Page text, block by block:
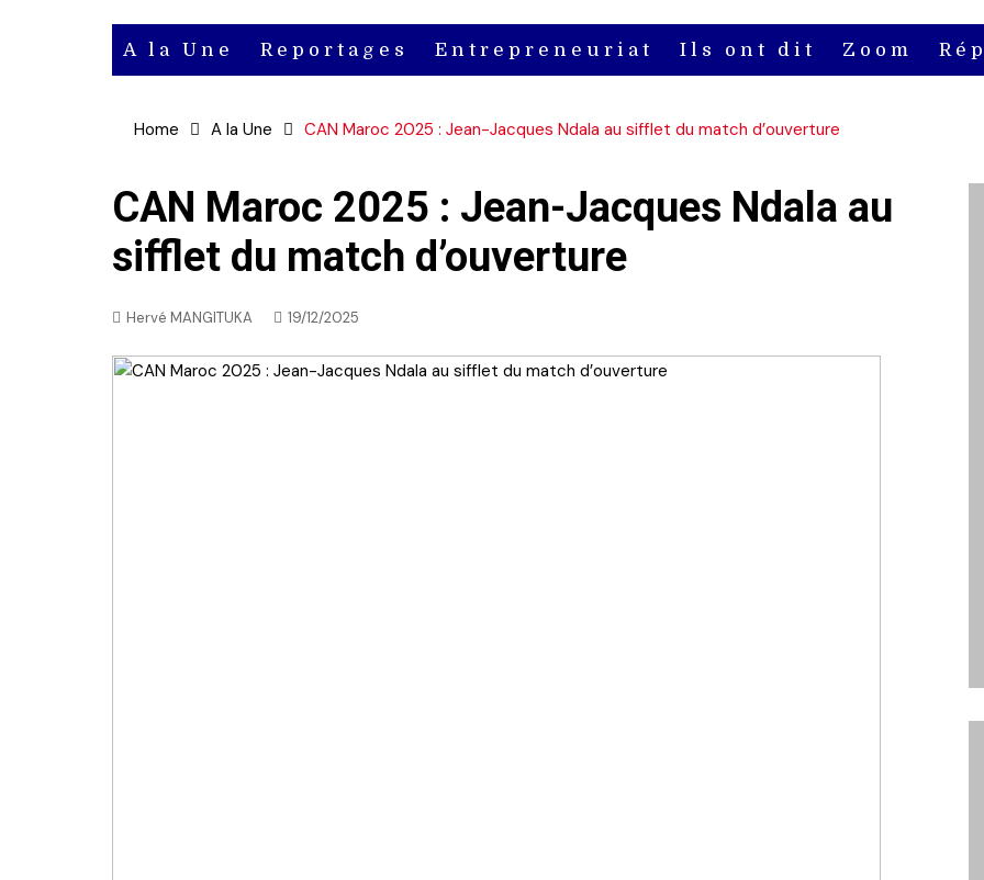
A la Une
vidéo
Actu en
Reportages Entrepreneuriat Ils ont dit Zoom
Home A la Une CAN Maroc 2025 : Jean-Jacques Ndala au sifflet du match d’ouverture
CAN Maroc 2025 : Jean-Jacques Ndala au
sifflet du match d’ouverture
Hervé MANGITUKA 19/12/2025